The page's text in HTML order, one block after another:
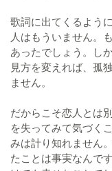
歌詞に出てくるよう
人はもういません。
あったでしょう。し
見方を変えれば、孤
ません。
だからこそ恋人とは
を失ってみて気づく
みは計り知れません
たことは事実なんで